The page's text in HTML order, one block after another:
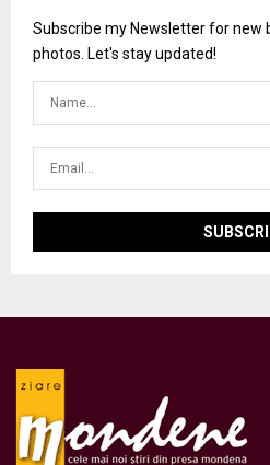
Subscribe my Newsletter for new
photos. Let's stay updated!